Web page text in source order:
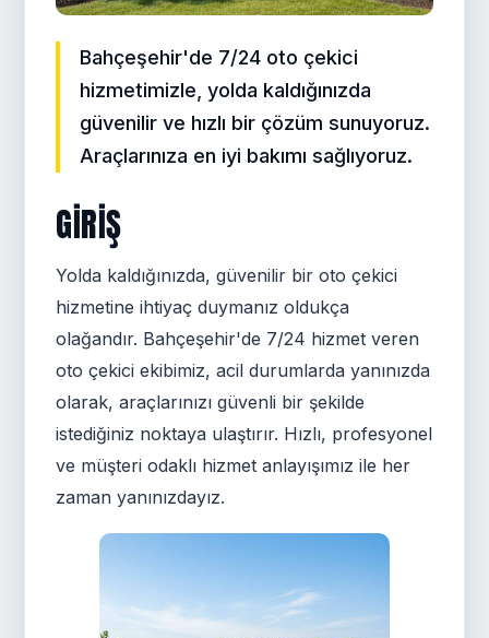
Bahçeşehir'de 7/24 oto çekici
hizmetimizle, yolda kaldığınızda
güvenilir ve hızlı bir çözüm sunuyoruz.
Araçlarınıza en iyi bakımı sağlıyoruz.
GIRIŞ
Yolda kaldığınızda, güvenilir bir oto çekici
hizmetine ihtiyaç duymanız oldukça
olağandır. Bahçeşehir'de 7/24 hizmet veren
oto çekici ekibimiz, acil durumlarda yanınızda
olarak, araçlarınızı güvenli bir şekilde
istediğiniz noktaya ulaştırır. Hızlı, profesyonel
ve müşteri odaklı hizmet anlayışımız ile her
zaman yanınızdayız.